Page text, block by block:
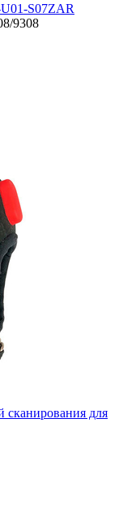
S07ZAR
9308
сканирования для